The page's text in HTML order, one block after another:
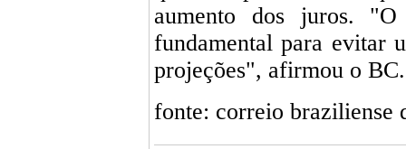
aumento dos juros.
fundamental para evitar
projeções", afirmou o BC.
fonte: correio braziliense